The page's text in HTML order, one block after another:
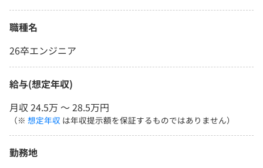
職種名
26卒エンジニア
給与(想定年収)
月収 24.5万 〜 28.5万円
（※ 想定年収 は年収提示額を保証するものではありません）
勤務地